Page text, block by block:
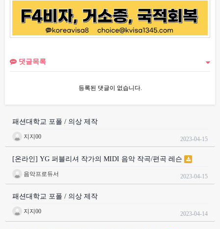
댓글목록
등록된 댓글이 없습니다.
패션대학교 포폴 / 의상 제작
지지00 2023-04-15
[온라인] YG 퍼블리셔 작가의 MIDI 음악 작곡/편곡 레슨
음악프로듀서 2023-04-15
패션대학교 포폴 / 의상 제작
지지00 2023-04-14